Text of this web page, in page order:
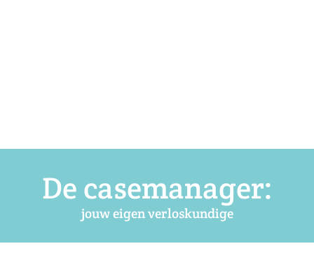
De casemanager:
jouw eigen verloskundige